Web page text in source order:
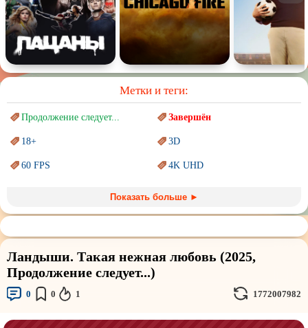
Метки и теги:
Продолжение следует... Завершён
18+ 3D
60 FPS 4K UHD
Marvel PIXAR
Sci-Fi (Научнаяфантастика) Trash (трэш) movies
Авангард иСюрреализм Ангелы и Демоны
Аниме
Показать больше ►
Ландыши. Такая нежная любовь (2025,
Продолжение следует...)
0 0 1 1772007982